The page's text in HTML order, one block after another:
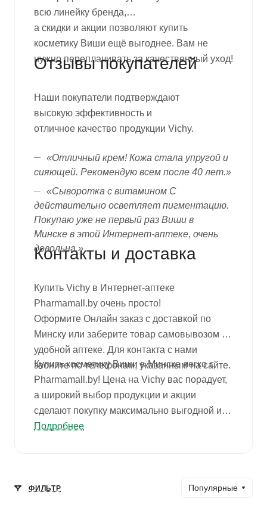
всю линейку бренда,
а скидки и акции позволяют купить
косметику Виши ещё выгоднее. Вам не
нужно переплачивать за качественный уход!
Отзывы покупателей
Наши покупатели подтверждают
высокую эффективность и
отличное качество продукции Vichy.
«Отличный крем! Кожа стала упругой и
сияющей. Рекомендую всем после 40 лет.»
«Сыворотка с витамином С
действительно осветляет пигментацию.
Покупаю уже не первый раз Виши в
Минске в этой Интернет-аптеке, очень
довольна.»
Контакты и доставка
Купить Vichy в Интернет-аптеке
Pharmamall.by очень просто!
Оформите Онлайн заказ с доставкой по
Минску или заберите товар самовывозом в
удобной аптеке. Для контакта с нами
звоните по телефонам, указанным на сайте.
Купить косметику Виши в Минске легко с
Pharmamall.by! Цена на Vichy вас порадует,
а широкий выбор продукции и акции
сделают покупку максимально выгодной и
приятной!
Подробнее
ФИЛЬТР Популярные